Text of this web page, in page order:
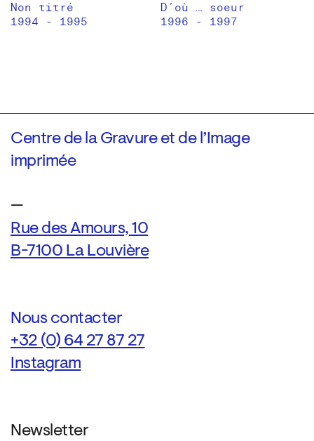
Non titré
1994 - 1995
D’où … soeur
1996 - 1997
Centre de la Gravure et de l’Image
imprimée
—
Rue des Amours, 10
B-7100 La Louvière
Nous contacter
+32 (0) 64 27 87 27
Instagram
Newsletter